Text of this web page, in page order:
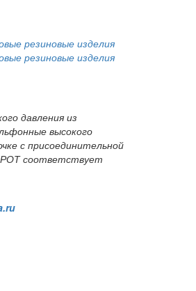
резиновые изделия
давления из
высокого
с присоединительной
РОТ соответствует